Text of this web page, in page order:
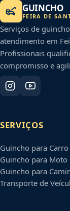
GUINCHO
FEIRA DE
Serviços de
atendimento em
Profissionais
compromisso e
SERVIÇOS
Guincho para Carro
Guincho para Moto
Guincho para
Transporte de